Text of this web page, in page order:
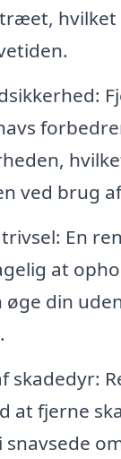
ved brug
En
at
øge din
skadedyr:
at fjerne
snavsede